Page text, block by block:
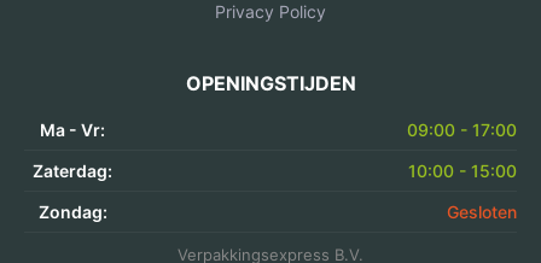
Privacy Policy
OPENINGSTIJDEN
Ma - Vr:
09:00 - 17:00
Zaterdag:
10:00 - 15:00
Zondag:
Gesloten
Verpakkingsexpress B.V.